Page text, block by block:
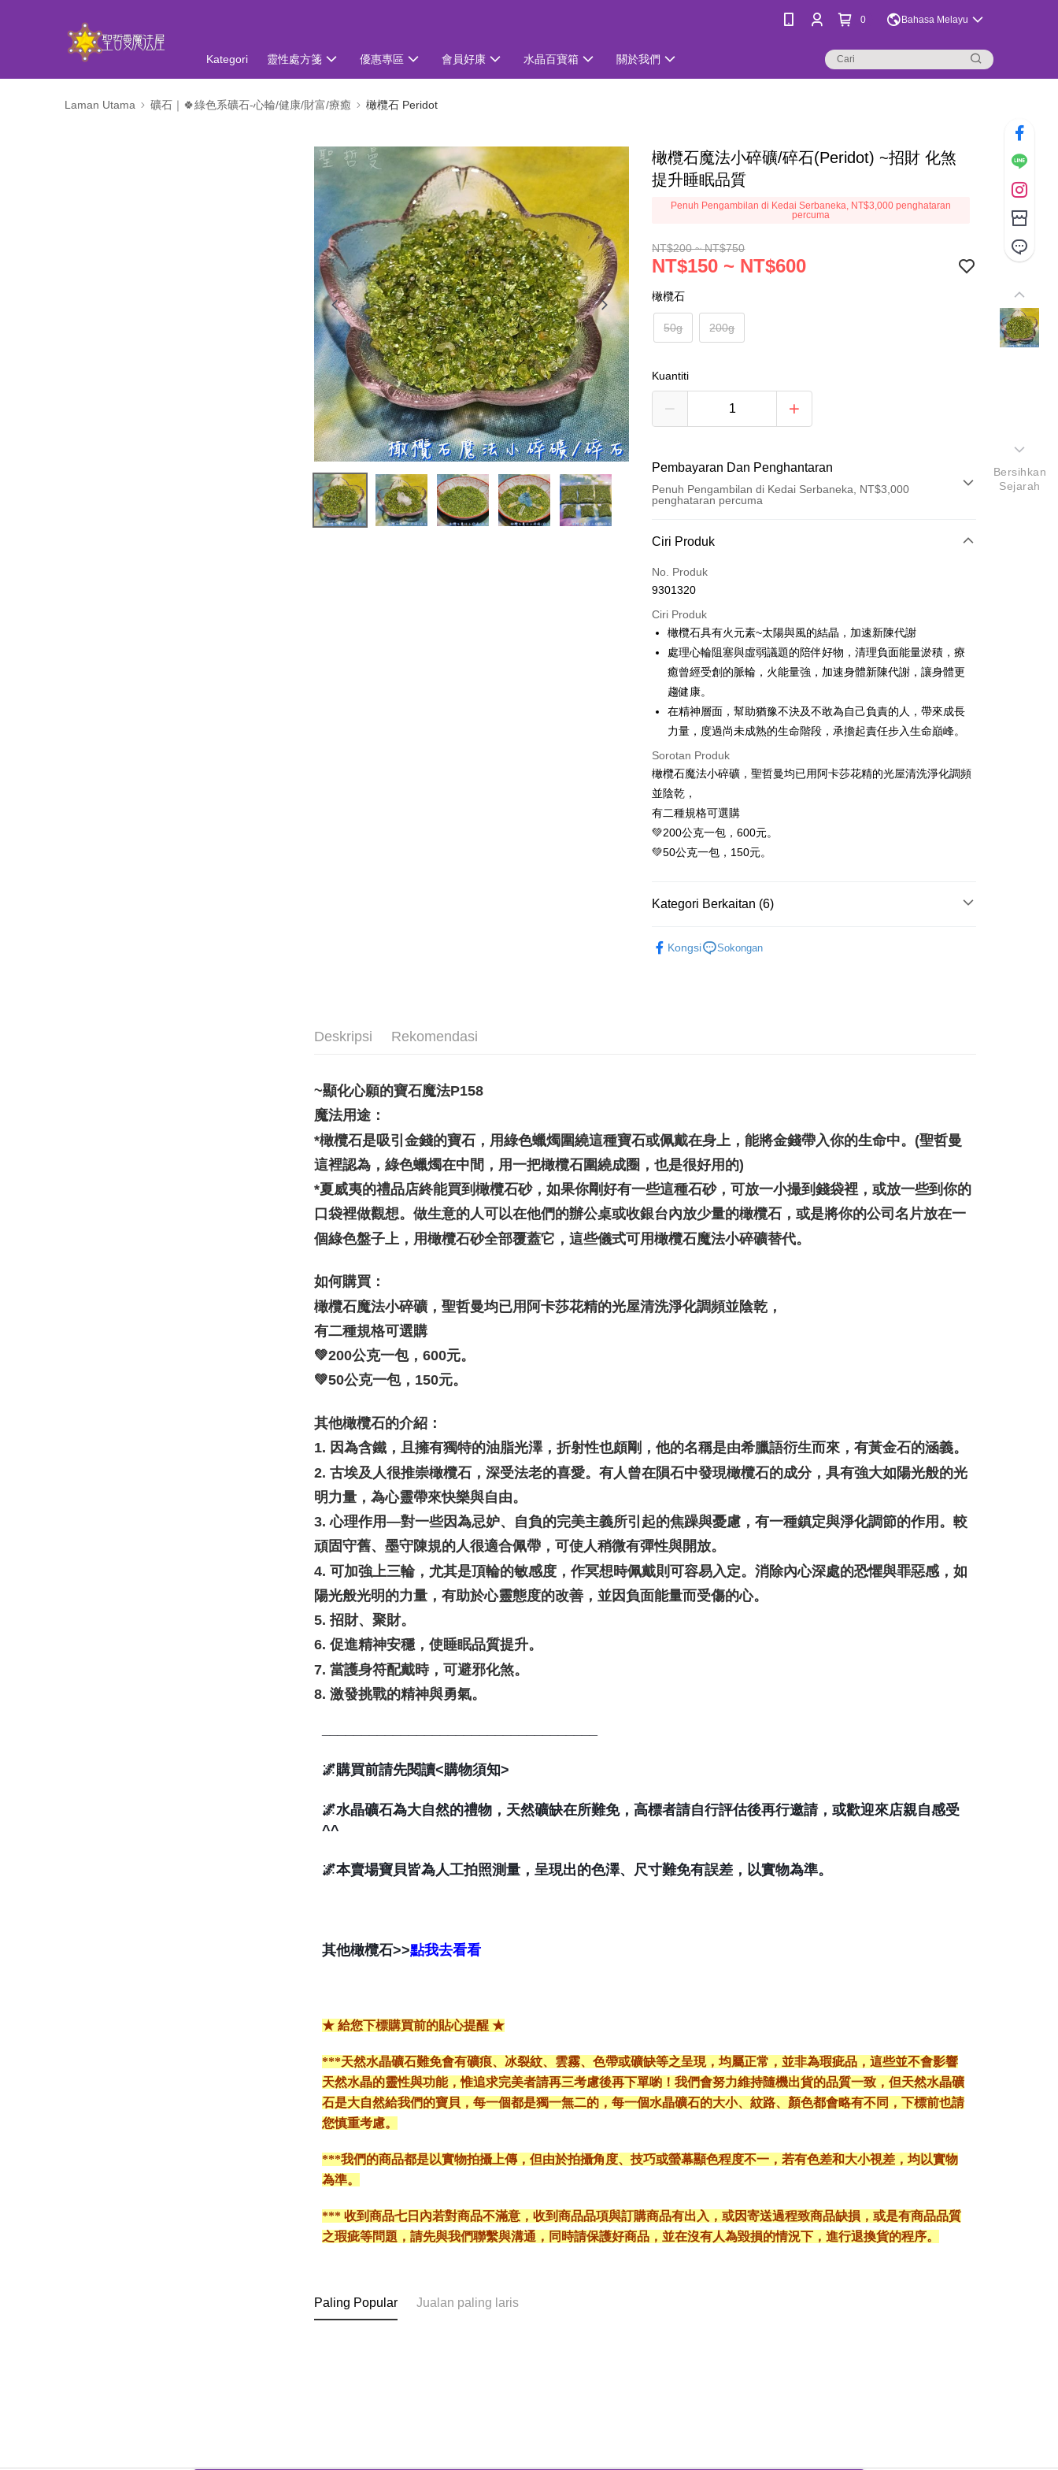
0 Bahasa Melayu
Kategori 靈性處方箋 優惠專區 會員好康 水晶百寶箱 關於我們
Laman Utama 礦石｜🍀綠色系礦石-心輪/健康/財富/療癒 橄欖石 Peridot
橄欖石魔法小碎礦/碎石(Peridot) ~招財 化煞
提升睡眠品質
Penuh Pengambilan di Kedai Serbaneka, NT$3,000 penghataran
percuma
NT$200 ~ NT$750
NT$150 ~ NT$600
橄欖石
50g 200g
Kuantiti
Pembayaran Dan Penghantaran
Penuh Pengambilan di Kedai Serbaneka, NT$3,000
penghataran percuma
Kaedah Pembayaran
Kad Kredit (Bayaran Penuh)
Pengambilan di Kedai Serbaneka
LINE Pay
Apple Pay
Easy Wallet
Pilihan Penghantaran
全家取貨付款
NT$80/pesanan | Penghantaran percuma untuk pesanan
NT$3,000 atau lebih
NT$80/pesanan | Penghantaran percuma untuk pesanan
賣家宅配幫您送（台灣）
Ciri Produk
No. Produk
9301320
Ciri Produk
橄欖石具有火元素~太陽與風的結晶，加速新陳代謝
處理心輪阻塞與虛弱議題的陪伴好物，清理負面能量淤積，療
癒曾經受創的脈輪，火能量強，加速身體新陳代謝，讓身體更
趨健康。
在精神層面，幫助猶豫不決及不敢為自己負責的人，帶來成長
力量，度過尚未成熟的生命階段，承擔起責任步入生命巔峰。
Sorotan Produk
橄欖石魔法小碎礦，聖哲曼均已用阿卡莎花精的光屋清洗淨化調頻
並陰乾，
有二種規格可選購
💚200公克一包，600元。
💚50公克一包，150元。
Kategori Berkaitan (6)
Kongsi Sokongan
Deskripsi Rekomendasi
~顯化心願的寶石魔法P158
魔法用途：
*橄欖石是吸引金錢的寶石，用綠色蠟燭圍繞這種寶石或佩戴在身上，能將金錢帶入你的生命中。(聖哲曼
這裡認為，綠色蠟燭在中間，用一把橄欖石圍繞成圈，也是很好用的)
*夏威夷的禮品店終能買到橄欖石砂，如果你剛好有一些這種石砂，可放一小撮到錢袋裡，或放一些到你的
口袋裡做觀想。做生意的人可以在他們的辦公桌或收銀台內放少量的橄欖石，或是將你的公司名片放在一
個綠色盤子上，用橄欖石砂全部覆蓋它，這些儀式可用橄欖石魔法小碎礦替代。
如何購買：
橄欖石魔法小碎礦，聖哲曼均已用阿卡莎花精的光屋清洗淨化調頻並陰乾，
有二種規格可選購
💚200公克一包，600元。
💚50公克一包，150元。
其他橄欖石的介紹：
1. 因為含鐵，且擁有獨特的油脂光澤，折射性也頗剛，他的名稱是由希臘語衍生而來，有黃金石的涵義。
2. 古埃及人很推崇橄欖石，深受法老的喜愛。有人曾在隕石中發現橄欖石的成分，具有強大如陽光般的光
明力量，為心靈帶來快樂與自由。
3. 心理作用—對一些因為忌妒、自負的完美主義所引起的焦躁與憂慮，有一種鎮定與淨化調節的作用。較
頑固守舊、墨守陳規的人很適合佩帶，可使人稍微有彈性與開放。
4. 可加強上三輪，尤其是頂輪的敏感度，作冥想時佩戴則可容易入定。消除內心深處的恐懼與罪惡感，如
陽光般光明的力量，有助於心靈態度的改善，並因負面能量而受傷的心。
5. 招財、聚財。
6. 促進精神安穩，使睡眠品質提升。
7. 當護身符配戴時，可避邪化煞。
8. 激發挑戰的精神與勇氣。
🌌購買前請先閱讀<購物須知>
🌌水晶礦石為大自然的禮物，天然礦缺在所難免，高標者請自行評估後再行邀請，或歡迎來店親自感受
^^
🌌本賣場寶貝皆為人工拍照測量，呈現出的色澤、尺寸難免有誤差，以實物為準。
其他橄欖石>>點我去看看
★ 給您下標購買前的貼心提醒 ★
***天然水晶礦石難免會有礦痕、冰裂紋、雲霧、色帶或礦缺等之呈現，均屬正常，並非為瑕疵品，這些並不會影響
天然水晶的靈性與功能，惟追求完美者請再三考慮後再下單喲！我們會努力維持隨機出貨的品質一致，但天然水晶礦
石是大自然給我們的寶貝，每一個都是獨一無二的，每一個水晶礦石的大小、紋路、顏色都會略有不同，下標前也請
您慎重考慮。
***我們的商品都是以實物拍攝上傳，但由於拍攝角度、技巧或螢幕顯色程度不一，若有色差和大小視差，均以實物
為準。
*** 收到商品七日內若對商品不滿意，收到商品品項與訂購商品有出入，或因寄送過程致商品缺損，或是有商品品質
之瑕疵等問題，請先與我們聯繫與溝通，同時請保護好商品，並在沒有人為毀損的情況下，進行退換貨的程序。
Paling Popular Jualan paling laris
Bersihkan
Sejarah